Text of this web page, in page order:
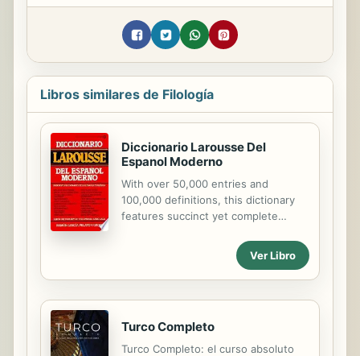
Libros similares de Filología
Diccionario Larousse Del
Espanol Moderno
With over 50,000 entries and
100,000 definitions, this dictionary
features succinct yet complete
language. Particular emphasis is
given on expressions characteristic
of the people of Latin America.
Ver Libro
Turco Completo
Turco Completo: el curso absoluto